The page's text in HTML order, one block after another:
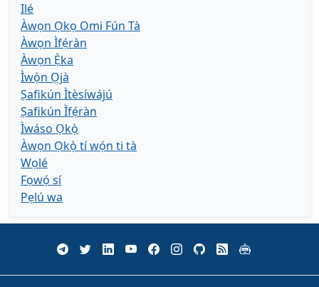
Ilé
Àwọn Ọkọ Omi Fún Tà
Àwọn Ìfẹ́ràn
Àwọn Ẹ̀ka
Ìwọ̀n Ọjà
Ṣafikún Ìtèsíwájú
Ṣafikún Ìfẹ́ràn
Ìwáso Ọkọ̀
Àwọn Ọkọ̀ tí wọ́n ti tà
Wọlé
Fọwọ́ sí
Pẹlú wa